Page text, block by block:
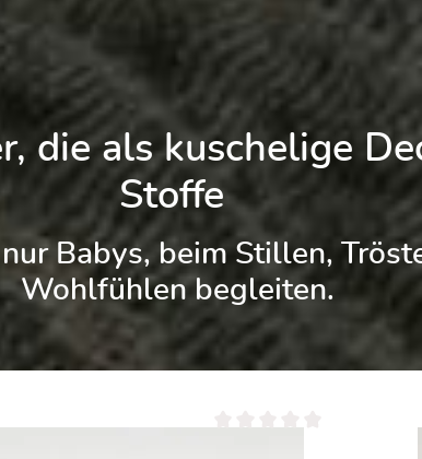
die als kuschelige
Stoffe
Babys, beim Stillen,
Wohlfühlen begleiten.